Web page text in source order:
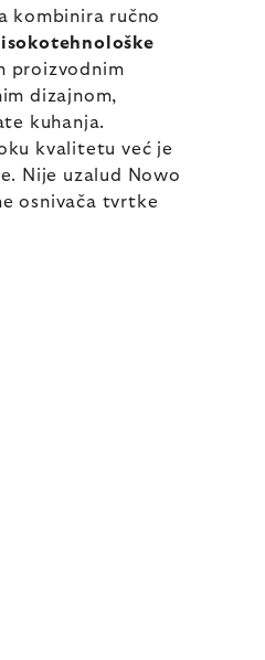
kombinira ručno
proizvodnim
dizajnom,
kuhanja.
kvalitetu već je
Nije uzalud Nowo
osnivača tvrtke